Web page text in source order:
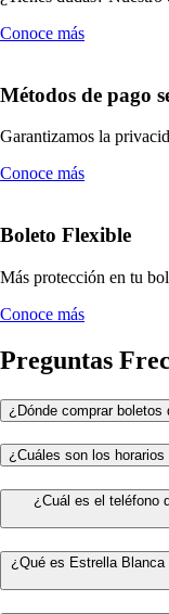
Conoce más
Métodos de pago
Garantizamos la
Conoce más
Boleto Flexible
Más protección en tu
Conoce más
Preguntas
¿Dónde comprar
¿Cuáles son los
¿Cuál es el teléfono
¿Qué es Estrella